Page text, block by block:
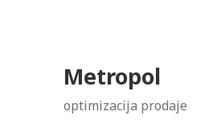
Metropol
optimizacija prodaje